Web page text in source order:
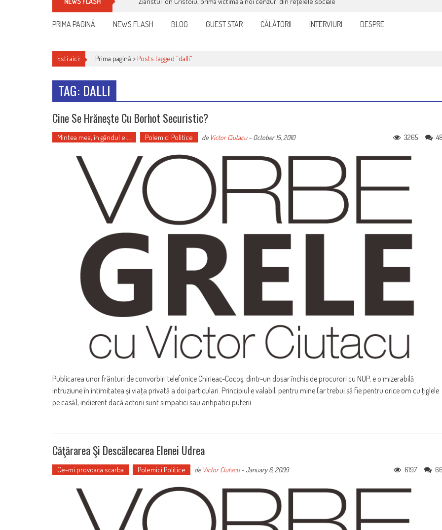
PRIMA PAGINĂ NEWS FLASH BLOG GUEST STAR CĂLĂTORII INTERVIURI DESPRE
Esti aici: Prima pagină > Posts tagged "dalli"
TAG: DALLI
Cine Se Hrăneşte Cu Borhot Securistic?
Mintea mea, în gândul ei... Polemici Politice de Victor Ciutacu- October 15, 2010 3265
Publicarea unor frânturi de convorbiri telefonice Chirieac-Cocoş, dintr-un dosar închis de procurori cu NUP, e o mizerabilă
intruziune în intimitatea şi viaţa privată a doi particulari. Principiul e valabil, pentru mine (ar trebui să fie pentru orice om cu ţiglele
pe casă), indierent dacă actorii sunt simpatici sau antipatici puterii
Căţărarea Şi Descălecarea Elenei Udrea
Ce-mi provoaca scarba Polemici Politice de Victor Ciutacu-January 6, 2009 6197